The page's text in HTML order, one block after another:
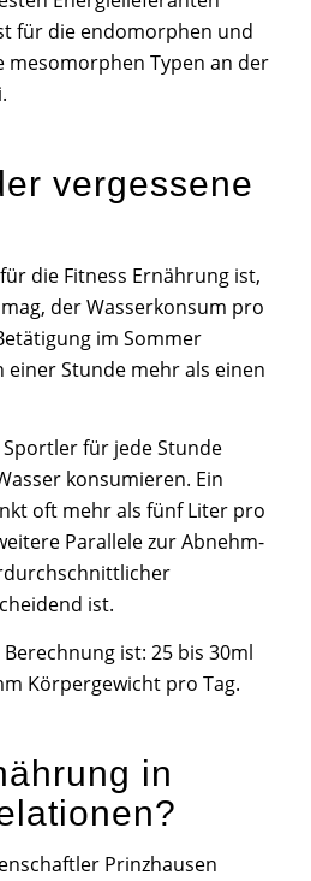
für die endomorphen und
mesomorphen Typen an der
vergessene
die Fitness Ernährung ist,
der Wasserkonsum pro
im Sommer
Stunde mehr als einen
für jede Stunde
konsumieren. Ein
oft mehr als fünf Liter pro
Parallele zur Abnehm-
ist.
ist: 25 bis 30ml
Körpergewicht pro Tag.
in
Prinzhausen